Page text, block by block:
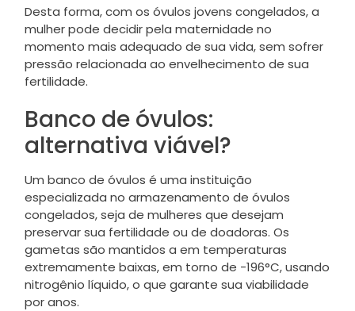
Desta forma, com os óvulos jovens congelados, a
mulher pode decidir pela maternidade no
momento mais adequado de sua vida, sem sofrer
pressão relacionada ao envelhecimento de sua
fertilidade.
Banco de óvulos:
alternativa viável?
Um banco de óvulos é uma instituição
especializada no armazenamento de óvulos
congelados, seja de mulheres que desejam
preservar sua fertilidade ou de doadoras. Os
gametas são mantidos a em temperaturas
extremamente baixas, em torno de -196°C, usando
nitrogênio líquido, o que garante sua viabilidade
por anos.